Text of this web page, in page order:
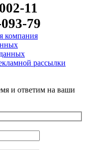
11
79
компания
рассылки
и ответим на ваши